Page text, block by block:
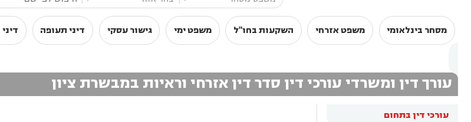
מסחר בינלאומי משפט אזרחי השקעות בחו"ל משפט ימי גישור עסקי דיני תעופה
עורך דין ומשרדי עורכי דין סדר דין אזרחי וראיות במבשרת ציון
עורכי דין בתחום